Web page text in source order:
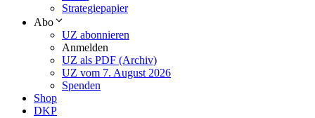
Strategiepapier
Abo
UZ abonnieren
Anmelden
UZ als PDF (Archiv)
UZ vom 7. August 2026
Spenden
Shop
DKP